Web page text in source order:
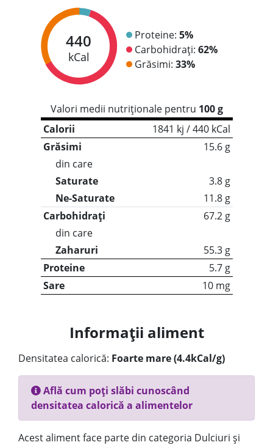
440
kCal
Proteine: 5%
Carbohidrați: 62%
Grăsimi: 33%
Valori medii nutriționale pentru 100 g
Calorii
1841 kj / 440 kCal
Grăsimi
15.6 g
din care
Saturate
3.8 g
Ne-Saturate
11.8 g
Carbohidrați
67.2 g
din care
Zaharuri
55.3 g
Proteine
5.7 g
Sare
10 mg
Informații aliment
Densitatea calorică: Foarte mare (4.4kCal/g)
Află cum poți slăbi cunoscând
densitatea calorică a alimentelor
Acest aliment face parte din categoria Dulciuri și